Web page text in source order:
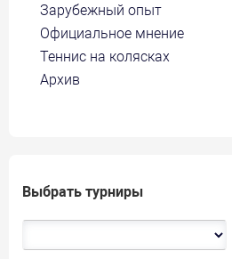
Зарубежный опыт
Официальное мнение
Теннис на колясках
Архив
Выбрать турниры